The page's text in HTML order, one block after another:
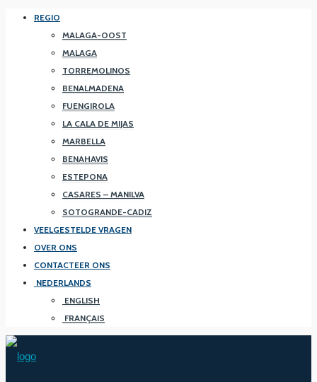
REGIO
MALAGA-OOST
MALAGA
TORREMOLINOS
BENALMADENA
FUENGIROLA
LA CALA DE MIJAS
MARBELLA
BENAHAVIS
ESTEPONA
CASARES – MANILVA
SOTOGRANDE-CADIZ
VEELGESTELDE VRAGEN
OVER ONS
CONTACTEER ONS
NEDERLANDS
ENGLISH
FRANÇAIS